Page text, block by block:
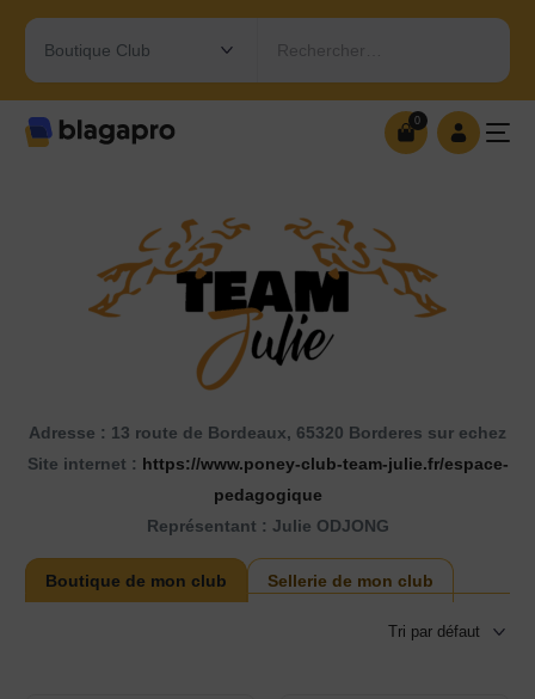
Rechercher…
0
Adresse : 13 route de Bordeaux, 65320 Borderes sur echez
Site internet : https://www.poney-club-team-julie.fr/espace-
pedagogique
Représentant : Julie ODJONG
Boutique de mon club Sellerie de mon club